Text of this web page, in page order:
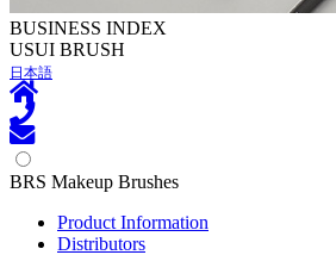
BUSINESS INDEX
USUI BRUSH
日本語
BRS Makeup Brushes
Product Information
Distributors